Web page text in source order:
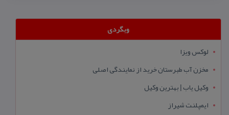
وبگردی
لوکس ویزا
مخزن آب طبرستان خرید از نمایندگی اصلی
وکیل یاب | بهترین وکیل
ایمپلنت شیراز